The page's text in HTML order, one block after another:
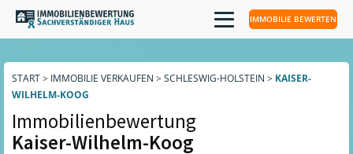
IMMOBILIE BEWERTEN
START> IMMOBILIE VERKAUFEN > SCHLESWIG-HOLSTEIN > KAISER-
WILHELM-KOOG
Immobilienbewertung
Kaiser-Wilhelm-Koog